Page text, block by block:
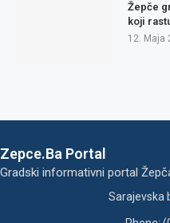
Žepče
koji
12. Maja
Zepce.Ba Portal
Gradski informativni portal
Sarajevska